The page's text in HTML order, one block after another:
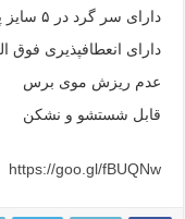
دارای سر گرد در ۵ سایز پرمصرف
دارای انعطافپذیری فوق
عدم ریزش موی برس
قابل شستشو و نشکن
https://goo.gl/fBUQNw